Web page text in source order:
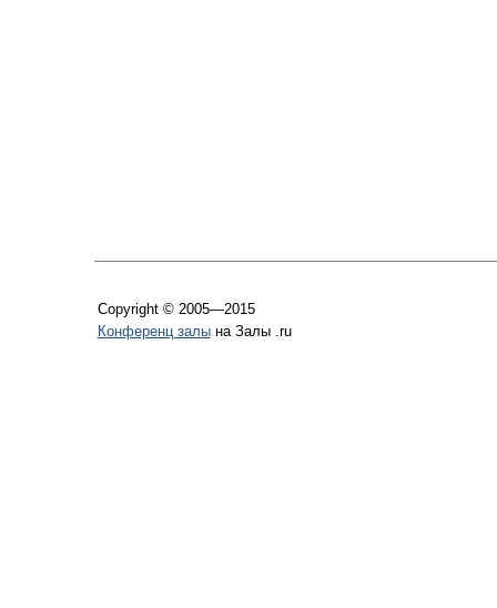
Copyright © 2005—2015
Конференц залына Залы .ru